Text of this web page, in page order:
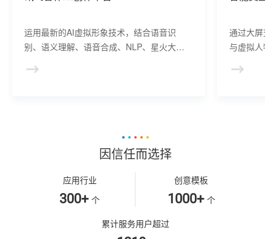
运用最新的AI虚拟形象技术，结合语音识
别、语义理解、语音合成、NLP、星火大模
建、AI驱动、多模态交互的多场景虚拟人产
通过大屏
与虚拟人
景，可广
因信任而选择
应用行业
300+ 个
创意模板
1000+ 个
累计服务用户超过